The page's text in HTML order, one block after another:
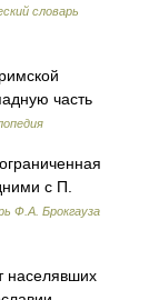
словарь
часть
с П.
Ф.А. Брокгауза
населявших